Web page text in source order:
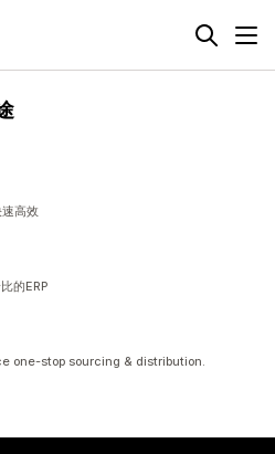
高效
的ERP
one-stop sourcing & distribution.